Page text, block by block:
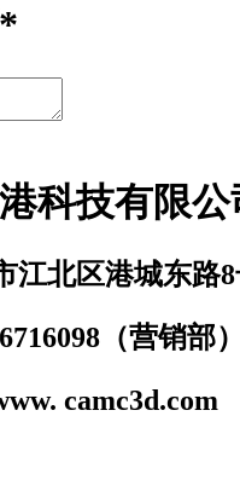
*
科技有限公
江北区港城东路
（营销部）
camc3d.com